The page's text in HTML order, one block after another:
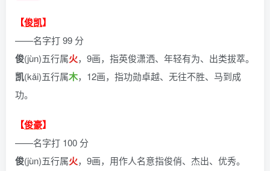
【俊凯】
——名字打 99 分
俊(jùn)五行属火，9画，指英俊潇洒、年轻有为、出类拔萃。
凯(kǎi)五行属木，12画，指功勋卓越、无往不胜、马到成
功。
【俊豪】
——名字打 100 分
俊(jùn)五行属火，9画，用作人名意指俊俏、杰出、优秀。